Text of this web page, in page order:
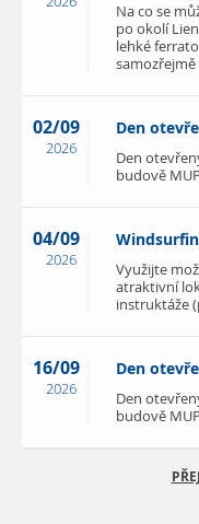
Na co se
po okolí
lehké
02/09
2026
Den
Den
budově
04/09
2026
Využijte
atraktivní
instruktáže
16/09
2026
Den
Den
budově